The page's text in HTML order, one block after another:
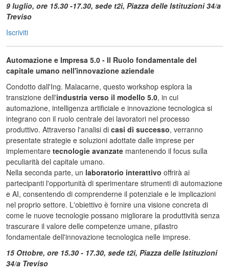
9 luglio, ore 15.30 -17.30, sede t2i, Piazza delle Istituzioni 34/a
Treviso
Iscriviti
Automazione e Impresa 5.0 - Il Ruolo fondamentale del
capitale umano nell'innovazione aziendale
Condotto dall'Ing. Malacarne, questo workshop esplora la
transizione dell'industria verso il modello 5.0, in cui
automazione, intelligenza artificiale e innovazione tecnologica si
integrano con il ruolo centrale dei lavoratori nel processo
produttivo. Attraverso l'analisi di casi di successo, verranno
presentate strategie e soluzioni adottate dalle imprese per
implementare tecnologie avanzate mantenendo il focus sulla
peculiarità del capitale umano.
Nella seconda parte, un laboratorio interattivo offrirà ai
partecipanti l'opportunità di sperimentare strumenti di automazione
e AI, consentendo di comprenderne il potenziale e le implicazioni
nel proprio settore. L'obiettivo è fornire una visione concreta di
come le nuove tecnologie possano migliorare la produttività senza
trascurare il valore delle competenze umane, pilastro
fondamentale dell'innovazione tecnologica nelle imprese.
15 Ottobre, ore 15.30 - 17.30, sede t2i, Piazza delle Istituzioni
34/a Treviso